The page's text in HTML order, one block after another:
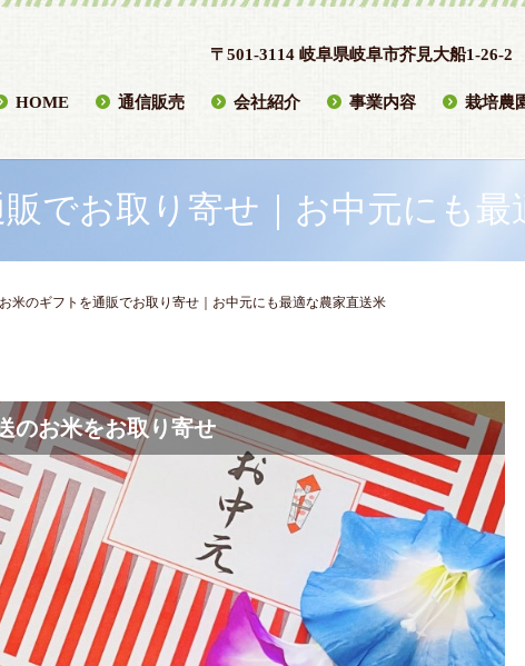
〒501-3114 岐阜県岐阜市芥見大船1-26-2
HOME 通信販売 会社紹介 事業内容 栽培農
でお取り寄せ｜お中元にも最
お米のギフトを通販でお取り寄せ｜お中元にも最適な農家直送米
のお米をお取り寄せ